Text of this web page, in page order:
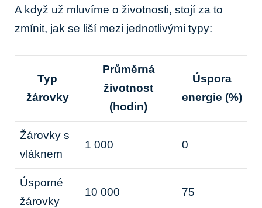
A když už mluvíme o životnosti, stojí za to
zmínit, jak se liší mezi jednotlivými typy:
Typ
žárovky
Průměrná
životnost
(hodin)
Úspora
energie (%)
Žárovky s
vláknem
1 000 0
Úsporné
žárovky
10 000 75